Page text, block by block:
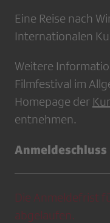
Eine Reise nach
Internationalen
Weitere
Filmfestival im
Homepage der
entnehmen.
Anmeldeschluss
Die Anmeldefrist
abgelaufen.